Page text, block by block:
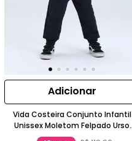
Adicionar
Vida Costeira Conjunto Infantil
Unissex Moletom Felpado Urso
Preto